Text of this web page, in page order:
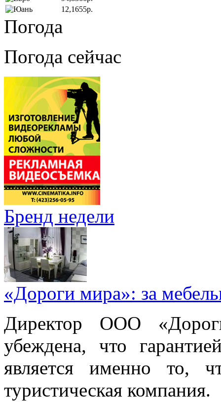
12,1655р.
Погода
Погода сейчас
Бренд недели
«Дороги мира»: за
Директор ООО
убеждена, что
является именно то,
туристическая компания.